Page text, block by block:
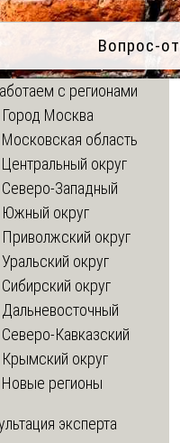
Вопрос-
с регионами
Город Москва
Московская область
Центральный округ
Северо-Западный
Южный округ
Приволжский округ
Уральский округ
Сибирский округ
Дальневосточный
Северо-Кавказский
Крымский округ
Новые регионы
эксперта